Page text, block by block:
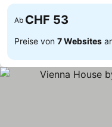
Ab CHF 53
Preise von 7 Websites